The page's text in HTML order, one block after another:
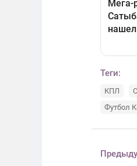
Теги:
КПЛ
Футбол